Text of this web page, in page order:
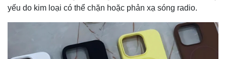
yếu do kim loại có thể chặn hoặc phản xạ sóng radio.